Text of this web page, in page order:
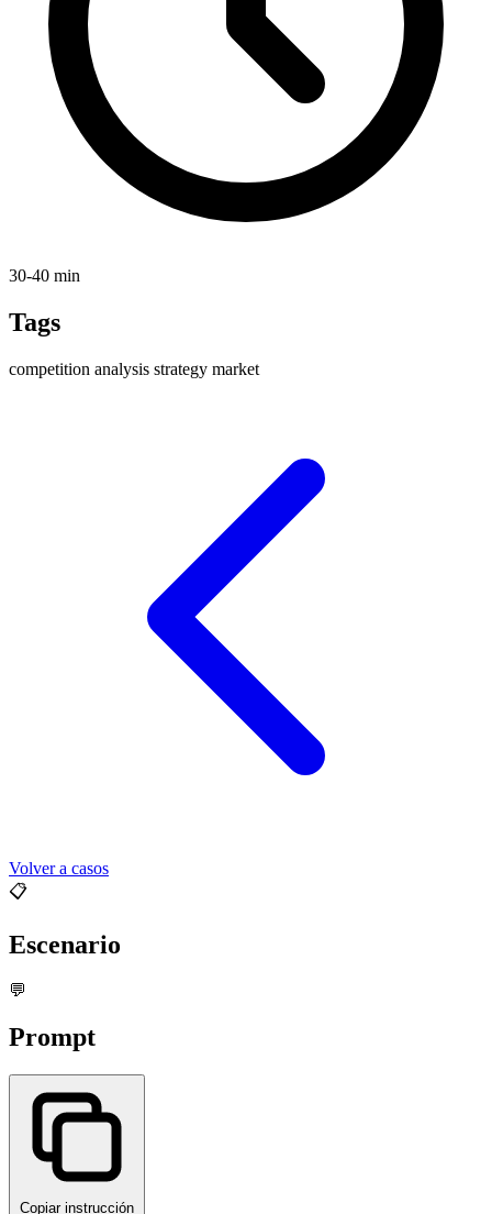
30-40 min
Tags
competition analysis strategy market
Volver a casos
📋
Escenario
💬
Prompt
Copiar instrucción